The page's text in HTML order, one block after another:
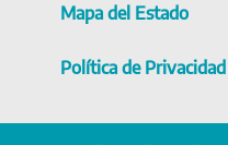
Mapa del Estado
Política de Privacidad